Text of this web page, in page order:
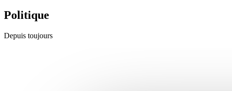
Politique
Depuis toujours